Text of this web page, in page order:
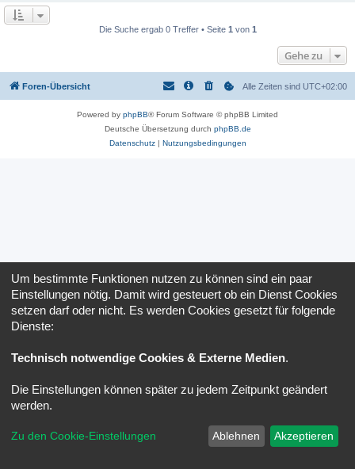
Die Suche ergab 0 Treffer • Seite 1 von 1
Gehe zu
Foren-Übersicht Alle Zeiten sind UTC+02:00
Powered by phpBB® Forum Software © phpBB Limited
Deutsche Übersetzung durch phpBB.de
Datenschutz| Nutzungsbedingungen
Um bestimmte Funktionen nutzen zu können sind ein paar
Einstellungen nötig. Damit wird gesteuert ob ein Dienst Cookies
setzen darf oder nicht. Es werden Cookies gesetzt für folgende
Dienste:
Technisch notwendige Cookies & Externe Medien.
Die Einstellungen können später zu jedem Zeitpunkt geändert
werden.
Zu den Cookie-Einstellungen Ablehnen Akzeptieren